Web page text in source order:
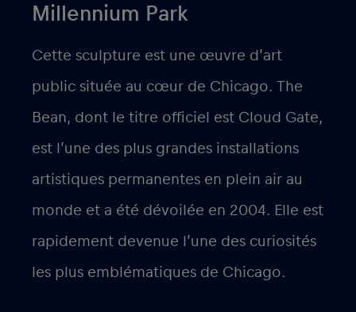
Millennium Park
Cette sculpture est une œuvre d’art
public située au cœur de Chicago. The
Bean, dont le titre officiel est Cloud Gate,
est l’une des plus grandes installations
artistiques permanentes en plein air au
monde et a été dévoilée en 2004. Elle est
rapidement devenue l’une des curiosités
les plus emblématiques de Chicago.